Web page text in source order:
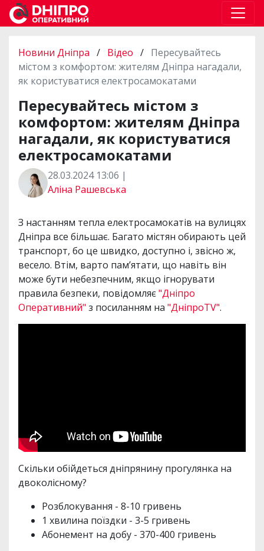
Новини Дніпра / Відео / Пересувайтесь
містом з комфортом: жителям Дніпра нагадали,
як користуватися електросамокатами
Пересувайтесь містом з
комфортом: жителям Дніпра
нагадали, як користуватися
електросамокатами
28.03.2024 13:06 |
Аліна Рашевська
З настанням тепла електросамокатів на вулицях
Дніпра все більшає. Багато містян обирають цей
транспорт, бо це швидко, доступно і, звісно ж,
весело. Втім, варто пам’ятати, що навіть він
може бути небезпечним, якщо ігнорувати
правила безпеки, повідомляє"Дніпро
Оперативний" з посиланням на "ДніпроTV".
Скільки обійдеться дніпрянину прогулянка на
двоколісному?
Розблокування - 8-10 гривень
1 хвилина поїздки - 3-5 гривень
Абонемент на добу - 370-400 гривень